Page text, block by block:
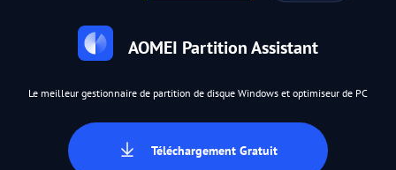
AOMEI Partition Assistant
Le meilleur gestionnaire de partition de disque Windows et optimiseur de PC
Téléchargement Gratuit